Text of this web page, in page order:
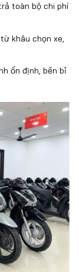
toàn bộ chi phí
ừ khâu chọn xe,
ổnđịnh, bền bỉ